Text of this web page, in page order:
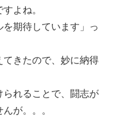
よね。
期待しています」っ
きたので、妙に納得
られることで、闘志が
が。。。